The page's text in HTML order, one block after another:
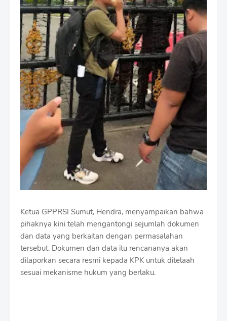
Ketua GPPRSI Sumut, Hendra, menyampaikan bahwa
pihaknya kini telah mengantongi sejumlah dokumen
dan data yang berkaitan dengan permasalahan
tersebut. Dokumen dan data itu rencananya akan
dilaporkan secara resmi kepada KPK untuk ditelaah
sesuai mekanisme hukum yang berlaku.